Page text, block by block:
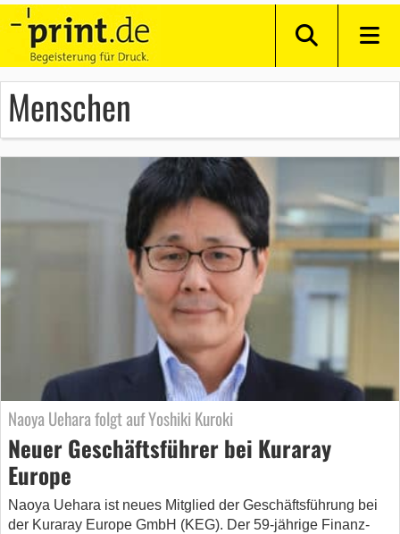
Menschen
Naoya Uehara folgt auf Yoshiki Kuroki
Neuer Geschäftsführer bei Kuraray
Europe
Naoya Uehara ist neues Mitglied der Geschäftsführung bei
der Kuraray Europe GmbH (KEG). Der 59-jährige Finanz-